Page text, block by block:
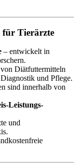
für Tierärzte
– entwickelt in
Diätfuttermitteln
und Pflege.
sind innerhalb von
Leistungs-
und